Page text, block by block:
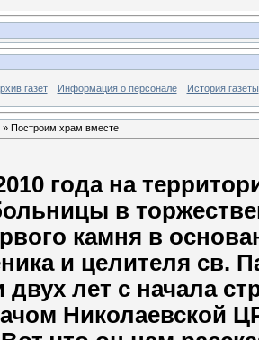
газет Информация о персонале История газеты
» Построим храм вместе
года на
в
камня в
и целителя св.
лет с начала
Николаевской